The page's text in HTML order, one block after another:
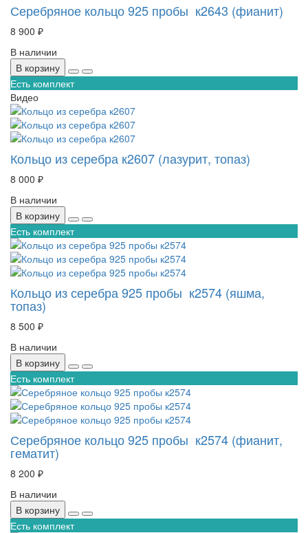
Серебряное кольцо 925 пробы к2643 (фианит)
8 900 ₽
В наличии
В корзину
Есть комплект
Видео
Кольцо из серебра к2607 (лазурит, топаз)
8 000 ₽
В наличии
В корзину
Есть комплект
Кольцо из серебра 925 пробы к2574 (яшма,
топаз)
8 500 ₽
В наличии
В корзину
Есть комплект
Серебряное кольцо 925 пробы к2574 (фианит,
гематит)
8 200 ₽
В наличии
В корзину
Есть комплект